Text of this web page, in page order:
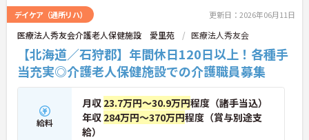
デイケア（通所リハ） 更新日：2026年06月11日
医療法人秀友会介護老人保健施設 愛里苑 医療法人秀友会
【北海道／石狩郡】年間休日120日以上！各種手
当充実◎介護老人保健施設での介護職員募集
給料
月収 23.7万円～30.9万円程度（諸手当込）
年収 284万円～370万円程度（賞与別途支
給）